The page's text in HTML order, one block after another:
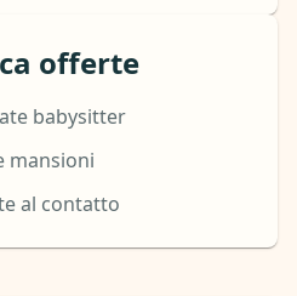
offerte
babysitter
mansioni
al contatto